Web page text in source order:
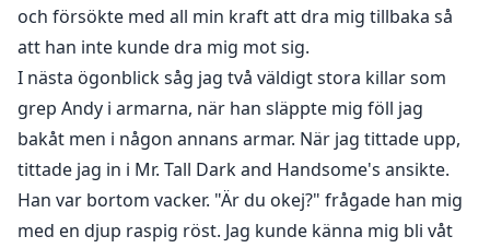
och försökte med all min kraft att dra mig tillbaka så
att han inte kunde dra mig mot sig.
I nästa ögonblick såg jag två väldigt stora killar som
grep Andy i armarna, när han släppte mig föll jag
bakåt men i någon annans armar. När jag tittade upp,
tittade jag in i Mr. Tall Dark and Handsome's ansikte.
Han var bortom vacker. "Är du okej?" frågade han mig
med en djup raspig röst. Jag kunde känna mig bli våt